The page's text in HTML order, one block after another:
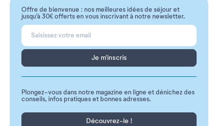
Offre de bienvenue : nos meilleures idées de séjour et
jusqu'à 30€ offerts en vous inscrivant à notre newsletter.
Je m'inscris
Plongez-vous dans notre magazine en ligne et dénichez des
conseils, infos pratiques et bonnes adresses.
Découvrez-le !